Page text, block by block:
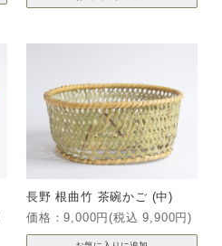
長野 根曲竹 茶碗かご (中)
価格：9,000円(税込 9,900円)